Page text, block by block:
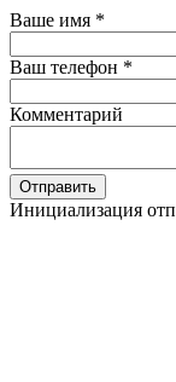
Ваше имя *
Ваш телефон *
Комментарий
Отправить
Инициализация